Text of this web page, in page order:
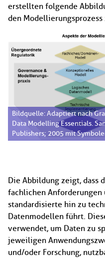
erstellten folgende
den
Bildquelle: Adaptiert nach
Data Modelling Essentials.
Publishers; 2005 mit
Die Abbildung zeigt, dass
fachlichen
standardisierte hin zu
Datenmodellen führt.
verwendet, um Daten zu
jeweiligen
und/oder Forschung,